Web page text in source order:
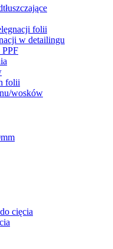
folii
w detailingu
folii
wosków
cięcia